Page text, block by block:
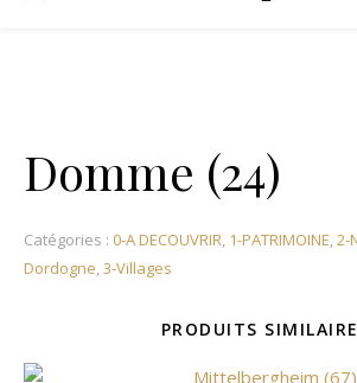
Domme (24)
Catégories : 0-A DECOUVRIR, 1-PATRIMOINE,2-
Dordogne,3-Villages
PRODUITS